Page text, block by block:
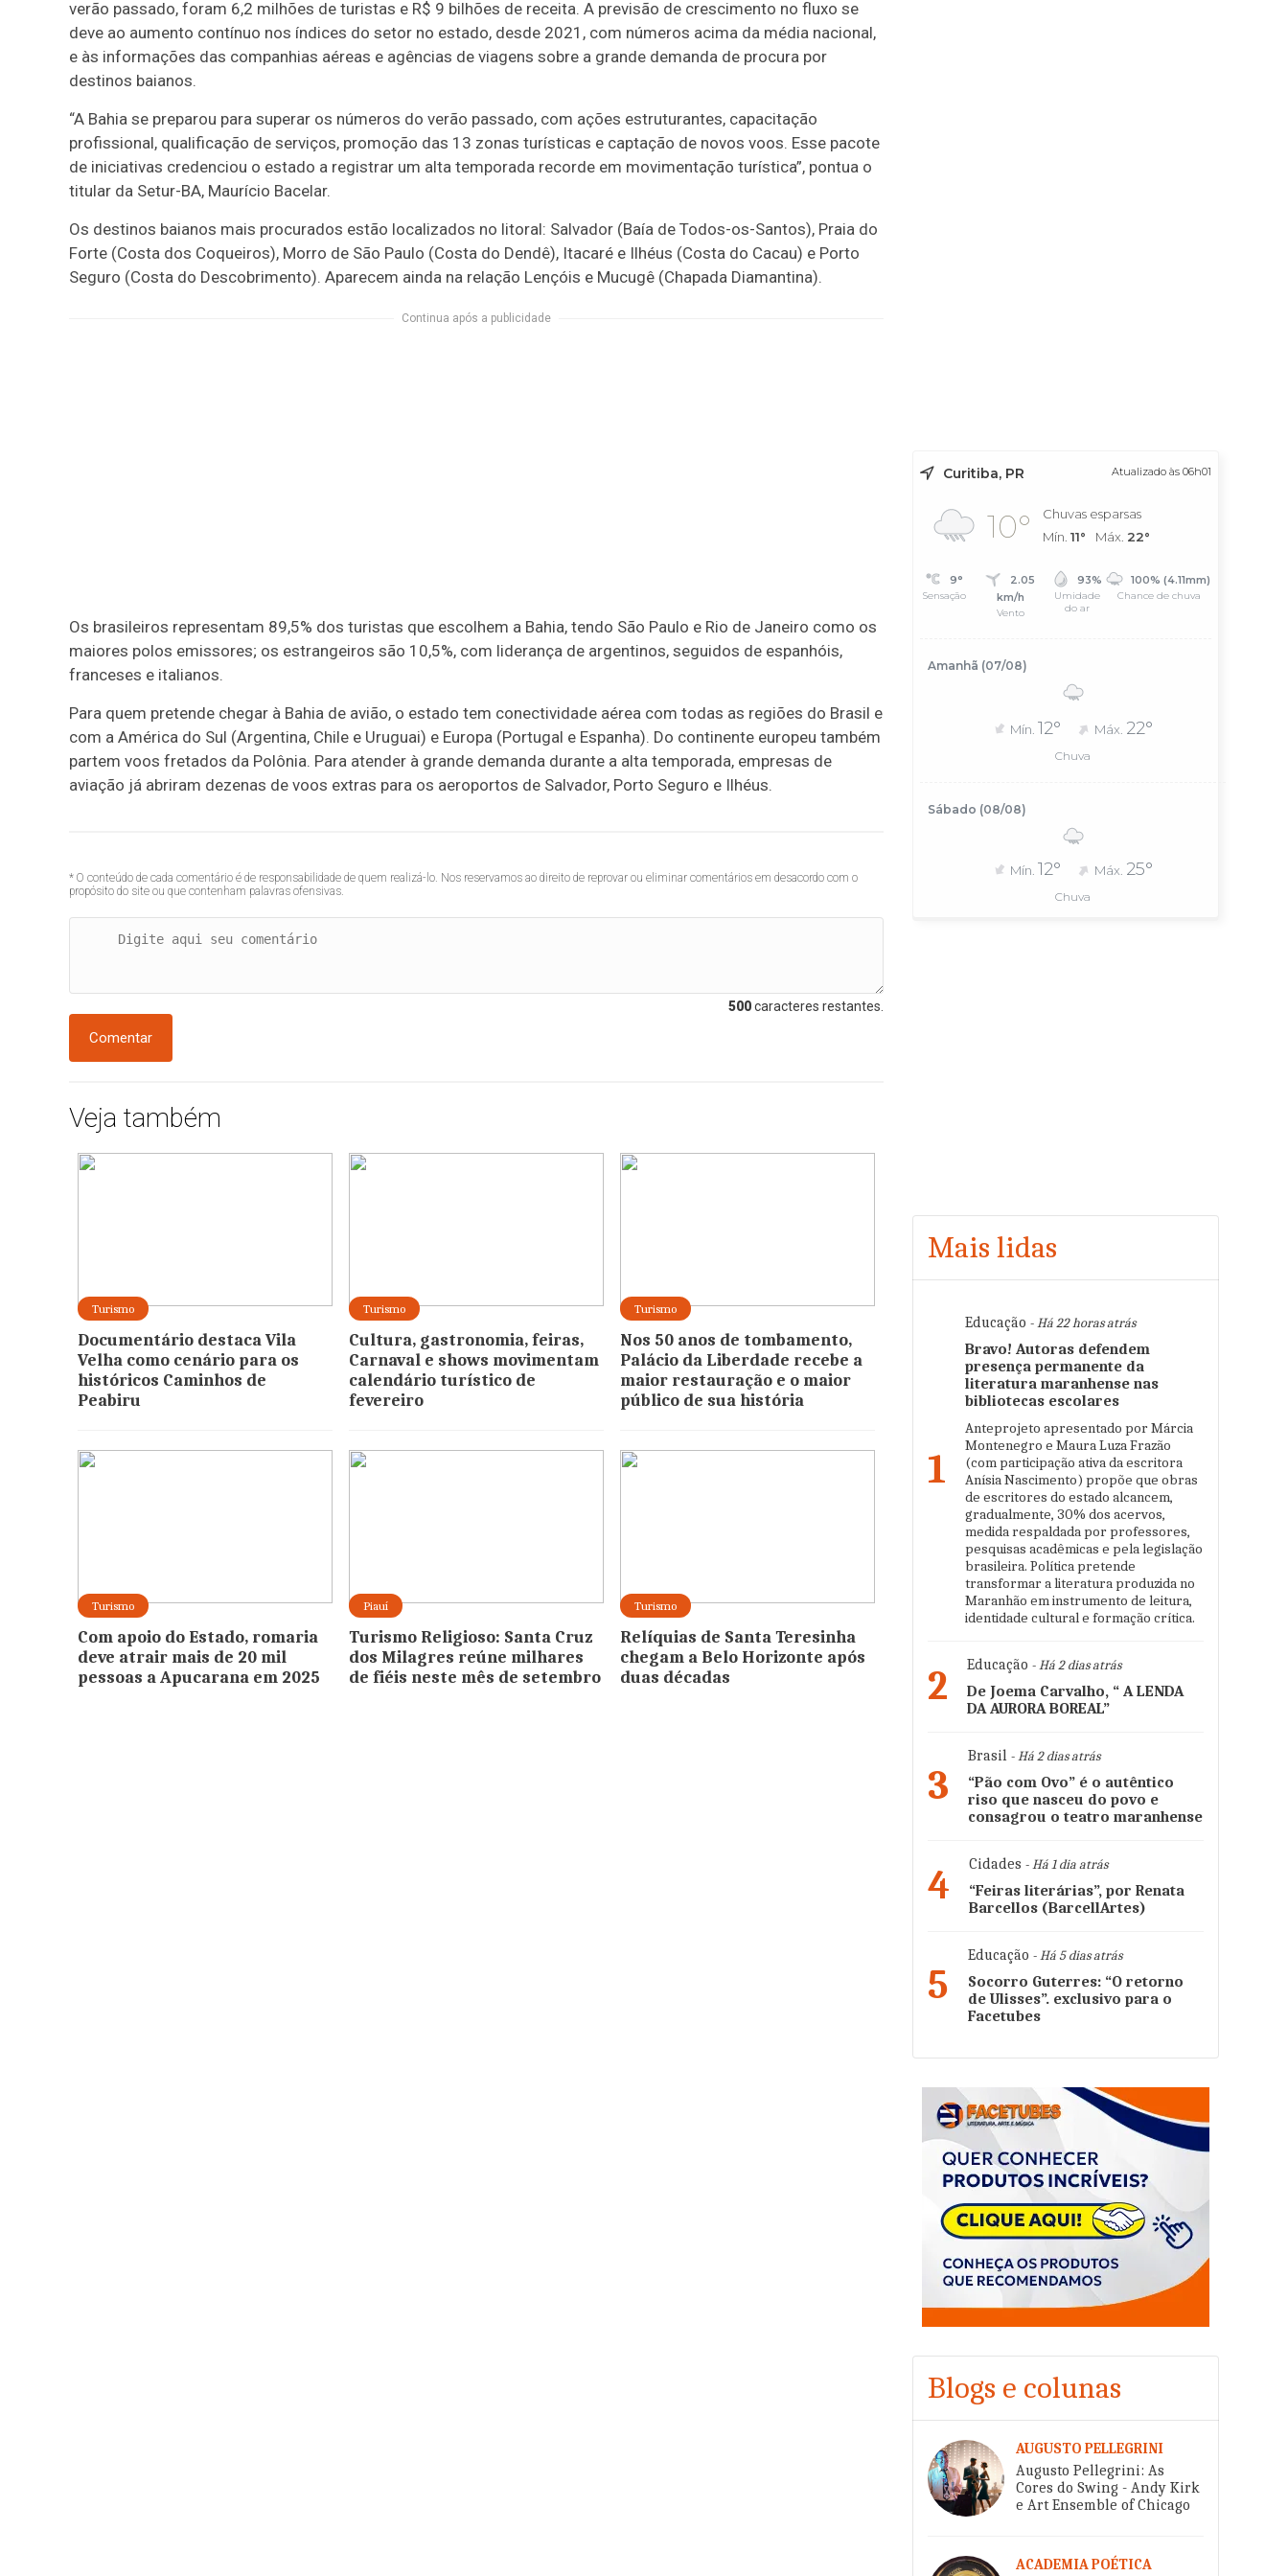
verão passado, foram 6,2 milhões de turistas e R$ 9 bilhões de receita. A previsão de crescimento no fluxo se
deve ao aumento contínuo nos índices do setor no estado, desde 2021, com números acima da média nacional,
e às informações das companhias aéreas e agências de viagens sobre a grande demanda de procura por
destinos baianos.
“A Bahia se preparou para superar os números do verão passado, com ações estruturantes, capacitação
profissional, qualificação de serviços, promoção das 13 zonas turísticas e captação de novos voos. Esse pacote
de iniciativas credenciou o estado a registrar um alta temporada recorde em movimentação turística”, pontua o
titular da Setur-BA, Maurício Bacelar.
Os destinos baianos mais procurados estão localizados no litoral: Salvador (Baía de Todos-os-Santos), Praia do
Forte (Costa dos Coqueiros), Morro de São Paulo (Costa do Dendê), Itacaré e Ilhéus (Costa do Cacau) e Porto
Seguro (Costa do Descobrimento). Aparecem ainda na relação Lençóis e Mucugê (Chapada Diamantina).
Continua após a publicidade
Os brasileiros representam 89,5% dos turistas que escolhem a Bahia, tendo São Paulo e Rio de Janeiro como os
maiores polos emissores; os estrangeiros são 10,5%, com liderança de argentinos, seguidos de espanhóis,
franceses e italianos.
Para quem pretende chegar à Bahia de avião, o estado tem conectividade aérea com todas as regiões do Brasil e
com a América do Sul (Argentina, Chile e Uruguai) e Europa (Portugal e Espanha). Do continente europeu também
partem voos fretados da Polônia. Para atender à grande demanda durante a alta temporada, empresas de
aviação já abriram dezenas de voos extras para os aeroportos de Salvador, Porto Seguro e Ilhéus.
* O conteúdo de cada comentário é de responsabilidade de quem realizá-lo. Nos reservamos ao direito de reprovar ou eliminar comentários em desacordo com o
propósito do site ou que contenham palavras ofensivas.
500caracteres restantes.
Comentar
Veja também
Turismo
Documentário destaca Vila
Velha como cenário para os
históricos Caminhos de
Peabiru
Turismo
Cultura, gastronomia, feiras,
Carnaval e shows movimentam
calendário turístico de
fevereiro
Turismo
Nos 50 anos de tombamento,
Palácio da Liberdade recebe a
maior restauração e o maior
público de sua história
Turismo
Com apoio do Estado, romaria
deve atrair mais de 20 mil
pessoas a Apucarana em 2025
Piauí
Turismo Religioso: Santa Cruz
dos Milagres reúne milhares
de fiéis neste mês de setembro
Turismo
Relíquias de Santa Teresinha
chegam a Belo Horizonte após
duas décadas
Curitiba, PR Atualizado às 06h01
10°
Chuvas esparsas
Mín. 11° Máx. 22°
9°
Sensação
2.05
km/h
Vento
93%
Umidade
do ar
100% (4.11mm)
Chance de chuva
Amanhã (07/08)
Mín. 12° Máx. 22°
Chuva
Sábado (08/08)
Mín. 12° Máx. 25°
Chuva
Mais lidas
1
Educação - Há 22 horas atrás
Bravo! Autoras defendem
presença permanente da
literatura maranhense nas
bibliotecas escolares
Anteprojeto apresentado por Márcia
Montenegro e Maura Luza Frazão
(com participação ativa da escritora
Anísia Nascimento) propõe que obras
de escritores do estado alcancem,
gradualmente, 30% dos acervos,
medida respaldada por professores,
pesquisas acadêmicas e pela legislação
brasileira. Política pretende
transformar a literatura produzida no
Maranhão em instrumento de leitura,
identidade cultural e formação crítica.
2 Educação - Há 2 dias atrás
De Joema Carvalho, “ A LENDA
DA AURORA BOREAL”
3
Brasil - Há 2 dias atrás
“Pão com Ovo” é o autêntico
riso que nasceu do povo e
consagrou o teatro maranhense
4 Cidades - Há 1 dia atrás
“Feiras literárias”, por Renata
Barcellos (BarcellArtes)
5
Educação - Há 5 dias atrás
Socorro Guterres: “O retorno
de Ulisses”. exclusivo para o
Facetubes
Blogs e colunas
AUGUSTO PELLEGRINI
Augusto Pellegrini: As
Cores do Swing - Andy Kirk
e Art Ensemble of Chicago
ACADEMIA POÉTICA